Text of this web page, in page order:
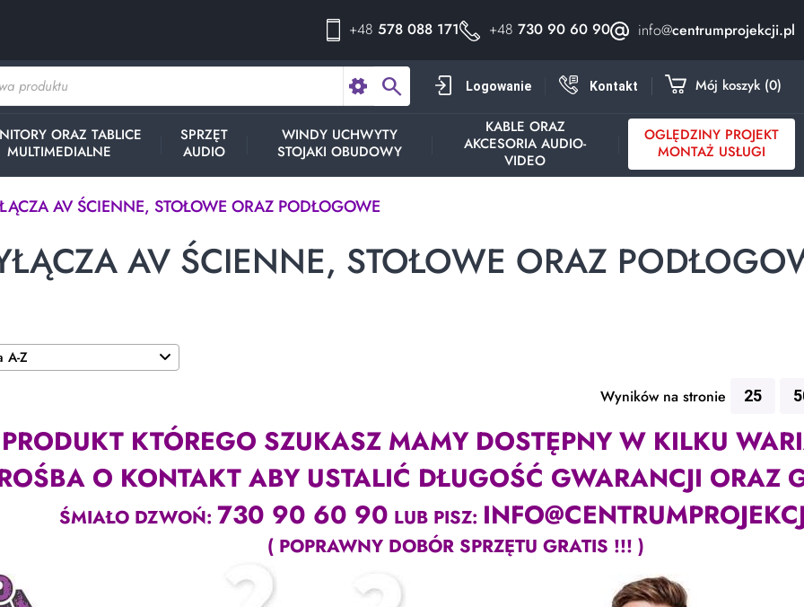
+48 578 088 171 +48 730 90 60 90 info@centrumprojekcji.pl
search Logowanie Kontakt Mój koszyk 0
ORAZ TABLICE
MULTIMEDIALNE
SPRZĘT
AUDIO
WINDY UCHWYTY
STOJAKI OBUDOWY
KABLE ORAZ
AKCESORIA AUDIO-
VIDEO
OGLĘDZINY PROJEKT
MONTAŻ USŁUGI
AV ŚCIENNE, STOŁOWE ORAZ PODŁOGOWE
AV ŚCIENNE, STOŁOWE ORAZ
Wyników na stronie
25
PRODUKT KTÓREGO SZUKASZ MAMY DOSTĘPNY W KILKU
O KONTAKT ABY USTALIĆ DŁUGOŚĆ GWARANCJI ORAZ
ŚMIAŁO DZWOŃ: 730 90 60 90 LUB PISZ:
( POPRAWNY DOBÓR SPRZĘTU GRATIS !!! )